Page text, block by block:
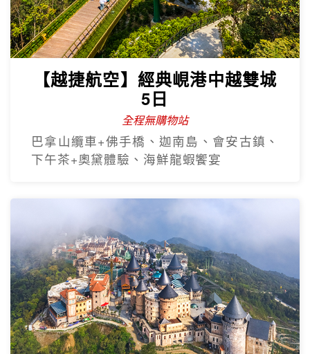
【越捷航空】經典峴港中越雙城
5日
全程無購物站
巴拿山纜車+佛手橋、迦南島、會安古鎮、
下午茶+奧黛體驗、海鮮龍蝦饗宴